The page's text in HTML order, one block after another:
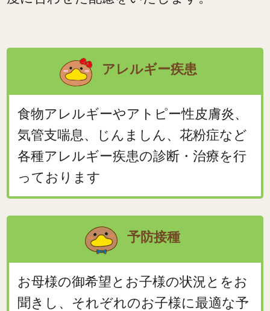
アレルギー疾患
食物アレルギーやアトピー性皮膚炎、
気管支喘息、じんましん、花粉症など
各種アレルギー疾患の診断・治療を行
っております
予防接種
お母様の御希望とお子様の状況とをお
聞きし、それぞれのお子様に最適な予